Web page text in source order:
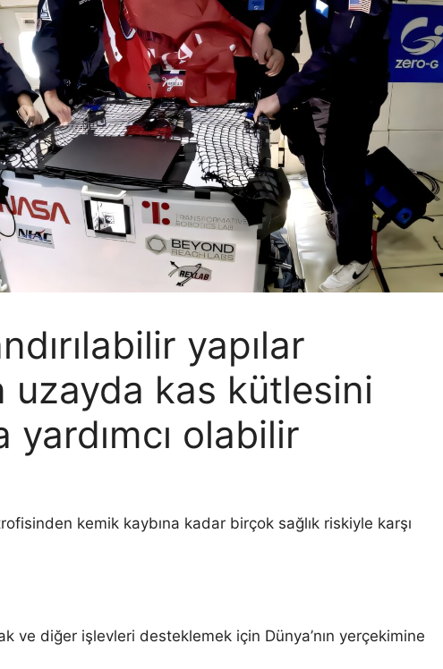
yapılar
uzayda kas kütlesini
yardımcı olabilir
kemik kaybına kadar birçok sağlık riskiyle karşı
ve diğer işlevleri desteklemek için Dünya’nın yerçekimine